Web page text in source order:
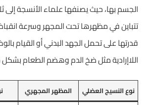
الجسم بها، حيث يصنفها علماء الأنسجة إلى
تتباين في مظهرها تحت المجهر وسرعة
قدرتها على تحمل الجهد البدني أو القيام
اللاإرادية مثل ضخ الدم وهضم الطعام
نوع النسيج العضلي المظهر المجهري